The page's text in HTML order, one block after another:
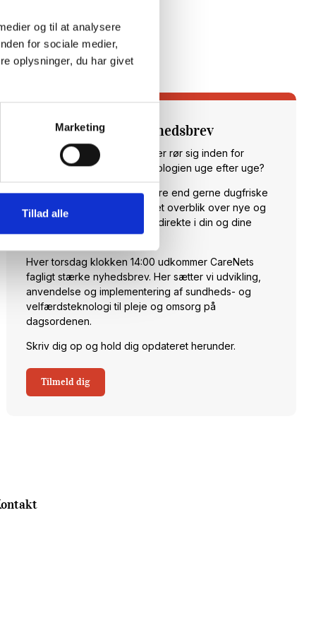
og til at analysere
for sociale medier,
oplysninger, du har givet
Marketing
Tillad alle
Tilmeld dig vores nyhedsbrev
Vil du opdateres på, hvad der rør sig inden for
sundheds- og velfærdsteknologien uge efter uge?
Hos CareNet leverer vi hellere end gerne dugfriske
nyheder fra branchen samt et overblik over nye og
spændende arrangementer direkte i din og dine
kollegaers indbakke.
Hver torsdag klokken 14:00 udkommer CareNets
fagligt stærke nyhedsbrev. Her sætter vi udvikling,
anvendelse og implementering af sundheds- og
velfærdsteknologi til pleje og omsorg på
dagsordenen.
Skriv dig op og hold dig opdateret herunder.
Tilmeld dig